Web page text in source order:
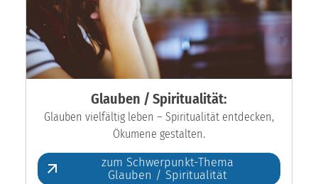
Glauben / Spiritualität:
Glauben vielfältig leben – Spiritualität entdecken,
Ökumene gestalten.
zum Schwerpunkt-Thema
Glauben / Spiritualität